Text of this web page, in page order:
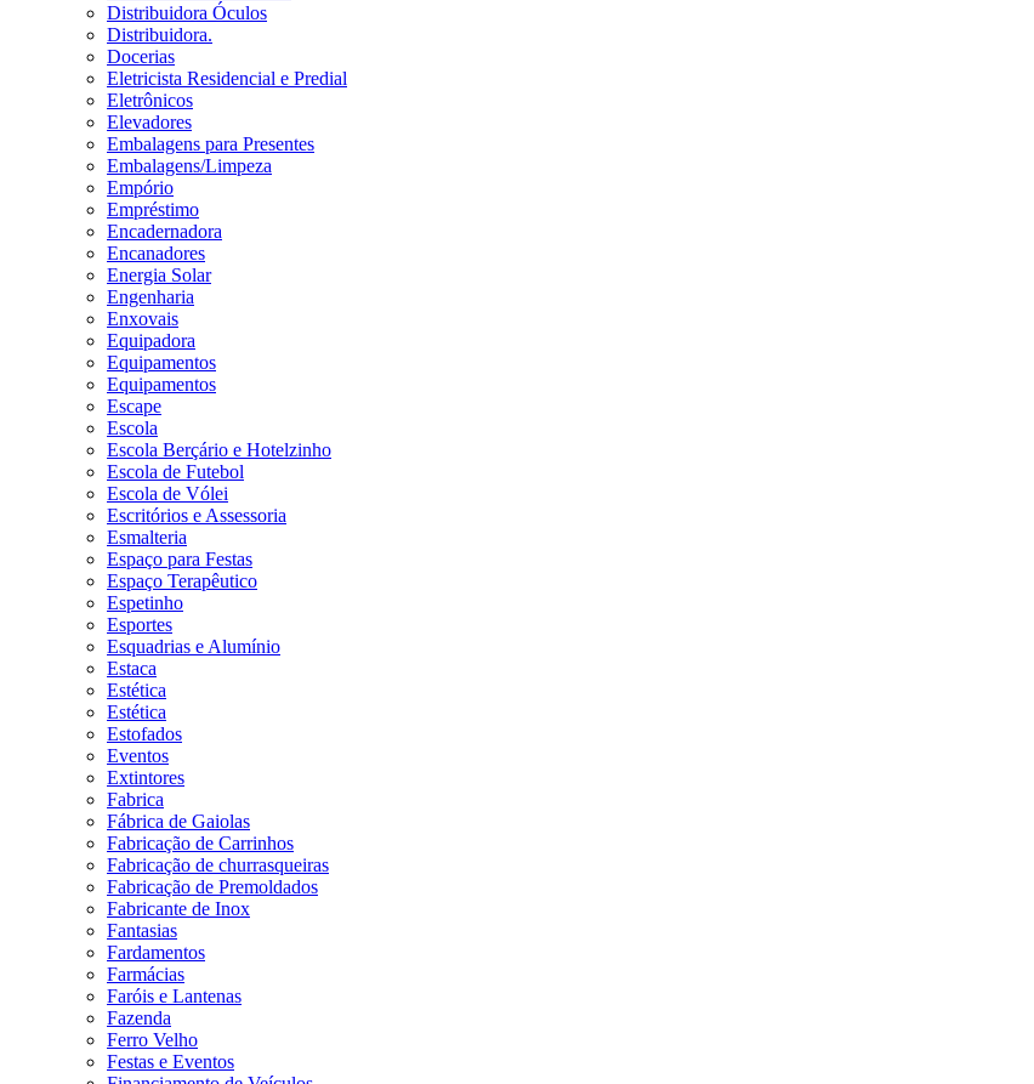
Distribuidora Óculos
Distribuidora.
Docerias
Eletricista Residencial e Predial
Eletrônicos
Elevadores
Embalagens para Presentes
Embalagens/Limpeza
Empório
Empréstimo
Encadernadora
Encanadores
Energia Solar
Engenharia
Enxovais
Equipadora
Equipamentos
Equipamentos
Escape
Escola
Escola Berçário e Hotelzinho
Escola de Futebol
Escola de Vólei
Escritórios e Assessoria
Esmalteria
Espaço para Festas
Espaço Terapêutico
Espetinho
Esportes
Esquadrias e Alumínio
Estaca
Estética
Estética
Estofados
Eventos
Extintores
Fabrica
Fábrica de Gaiolas
Fabricação de Carrinhos
Fabricação de churrasqueiras
Fabricação de Premoldados
Fabricante de Inox
Fantasias
Fardamentos
Farmácias
Faróis e Lantenas
Fazenda
Ferro Velho
Festas e Eventos